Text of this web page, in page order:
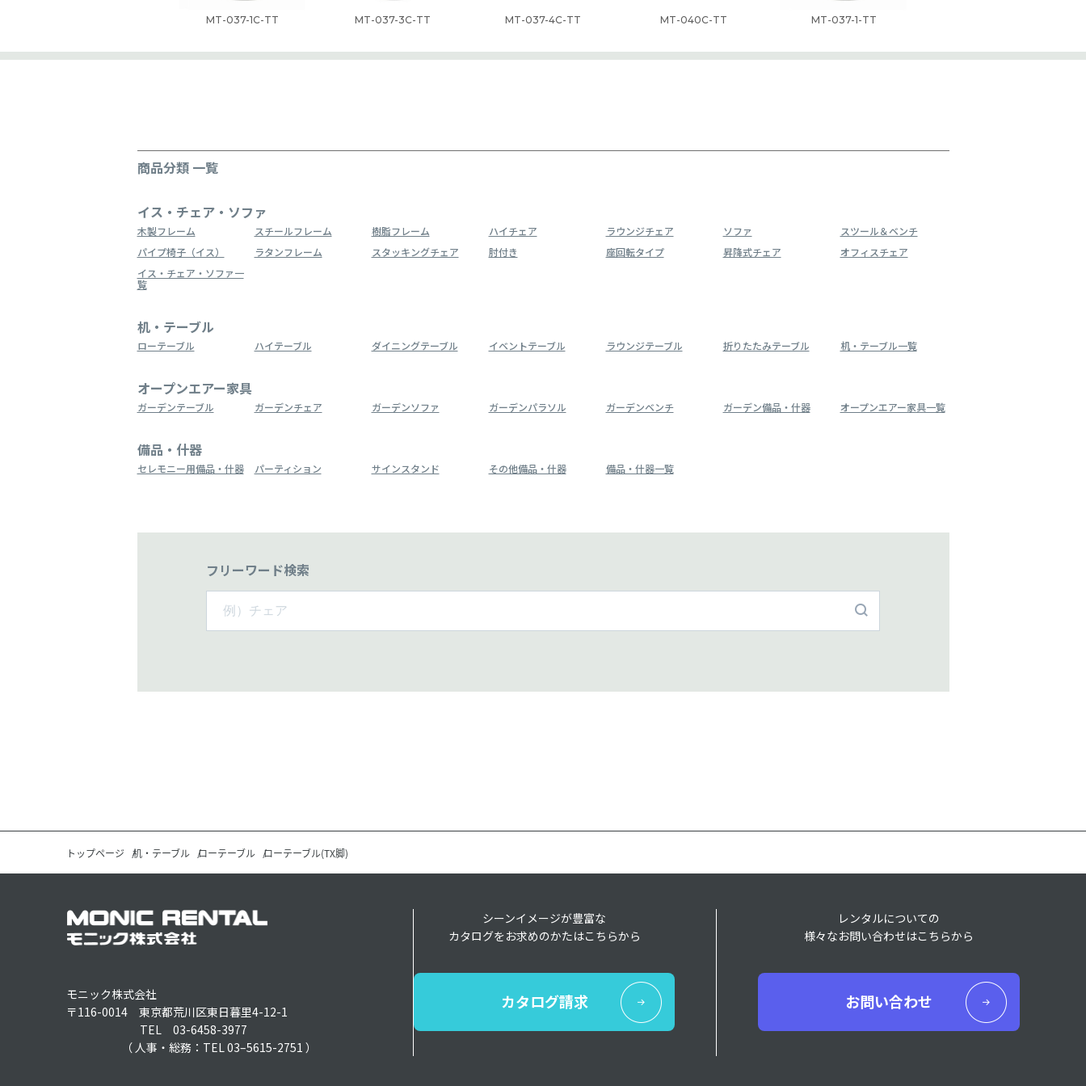
MT-037-1C-TT MT-037-3C-TT MT-037-4C-TT MT-040C-TT MT-037-1-TT
商品分類 一覧
イス・チェア・ソファ
木製フレーム スチールフレーム 樹脂フレーム ハイチェア ラウンジチェア ソファ
スツール＆ベンチ
パイプ椅子（イス）
ラタンフレーム スタッキングチェア 肘付き 座回転タイプ 昇降式チェア
オフィスチェア
イス・チェア・ソファ一
覧
机・テーブル
ローテーブル ハイテーブル ダイニングテーブル イベントテーブル ラウンジテーブル 折りたたみテーブル 机・テーブル一覧
オープンエアー家具
ガーデンテーブル ガーデンチェア ガーデンソファ ガーデンパラソル ガーデンベンチ ガーデン備品・什器 オープンエアー家具一覧
備品・什器
セレモニー用備品・什器 パーティション サインスタンド その他備品・什器 備品・什器一覧
フリーワード検索
トップページ 机・テーブル ローテーブル ローテーブル(TX脚)
モニック株式会社
〒116-0014 東京都荒川区東日暮里4-12-1
TEL 03-6458-3977
（ 人事・総務：TEL 03–5615-2751 ）
シーンイメージが豊富な
カタログをお求めのかたはこちらから
カタログ請求
レンタルについての
様々なお問い合わせはこちらから
お問い合わせ